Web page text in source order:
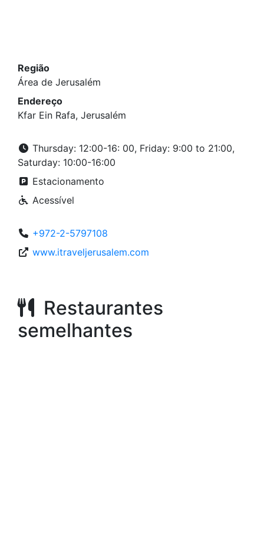
Região
Área de Jerusalém
Endereço
Kfar Ein Rafa, Jerusalém
Thursday: 12:00-16: 00, Friday: 9:00 to 21:00,
Saturday: 10:00-16:00
Estacionamento
Acessível
+972-2-5797108
www.itraveljerusalem.com
Restaurantes
semelhantes